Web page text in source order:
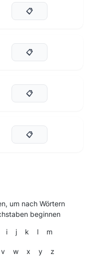
📋
📋
📋
📋
um nach Wörtern
beginnen
i j k l m
v w x y z